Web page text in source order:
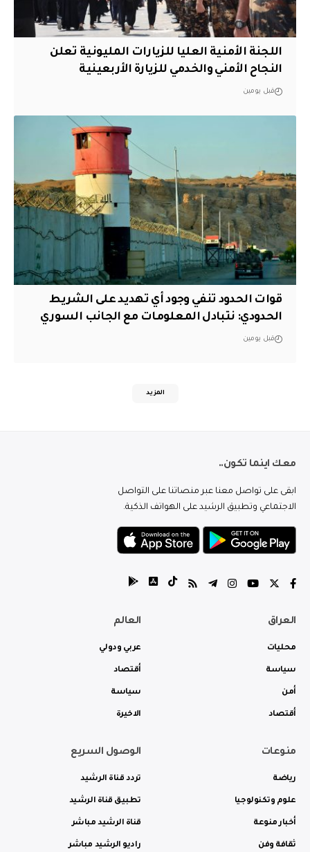
اللجنة الأمنية العليا للزيارات المليونية تعلن
النجاح الأمني والخدمي للزيارة الأربعينية
قبل يومين
قوات الحدود تنفي وجود أي تهديد على الشريط
الحدودي: نتبادل المعلومات مع الجانب السوري
قبل يومين
المزيد
معك اينما تكون..
ابقى على تواصل معنا عبر منصاتنا على التواصل
الاجتماعي وتطبيق الرشيد على الهواتف الذكية.
العراق
محليات
سياسة
أمن
أقتصاد
العالم
عربي ودولي
أقتصاد
سياسة
الاخيرة
منوعات
رياضة
علوم وتكنولوجيا
أخبار منوعة
ثقافة وفن
الوصول السريع
تردد قناة الرشيد
تطبيق قناة الرشيد
قناة الرشيد مباشر
راديو الرشيد مباشر